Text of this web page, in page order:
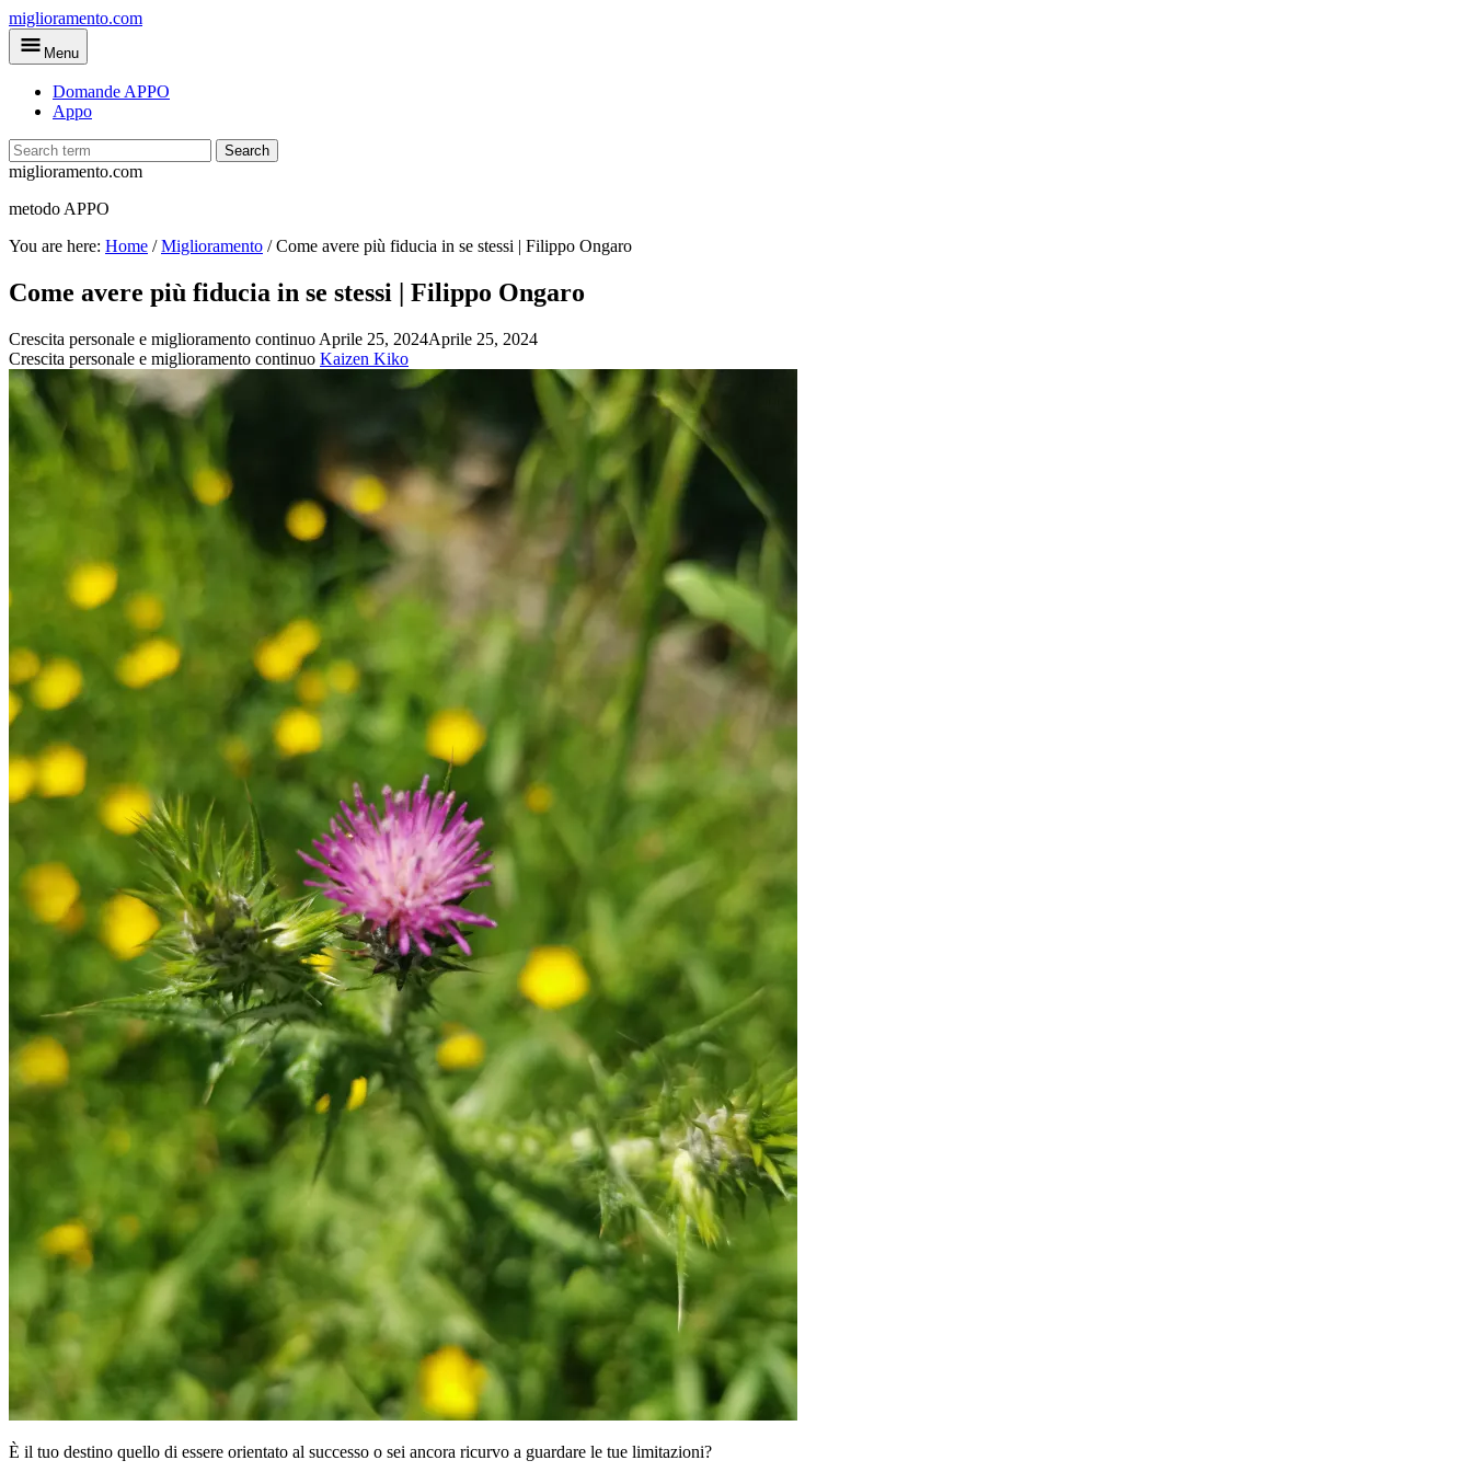
Skip
to
main
miglioramento.com
Menu
Domande APPO
Appo
Search
miglioramento.com
metodo APPO
You are here: Home /Miglioramento /Come avere più fiducia in se stessi | Filippo Ongaro
Come avere più fiducia in se stessi | Filippo Ongaro
Crescita personale e miglioramento continuo Aprile 25, 2024Aprile 25, 2024
Crescita personale e miglioramento continuo Kaizen Kiko
È il tuo destino quello di essere orientato al successo o sei ancora ricurvo a guardare le tue limitazioni?